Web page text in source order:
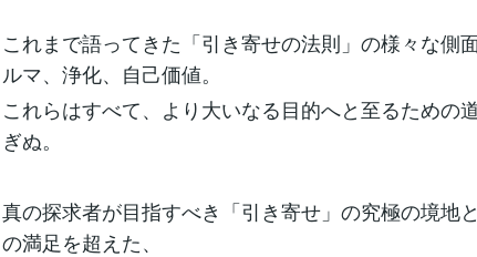
これまで語ってきた「引き寄せの法則」の様々な
ルマ、浄化、自己価値。
これらはすべて、より大いなる目的へと至るための
ぎぬ。
真の探求者が目指すべき「引き寄せ」の究極の境地
の満足を超えた、